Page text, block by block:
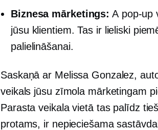
Biznesa mārketings: A pop-up
jūsu klientiem. Tas ir lieliski
palielināšanai.
Saskaņā ar Melissa Gonzalez,
veikals jūsu zīmola mārketingam
Parasta veikala vietā tas palīdz
protams, ir nepieciešama